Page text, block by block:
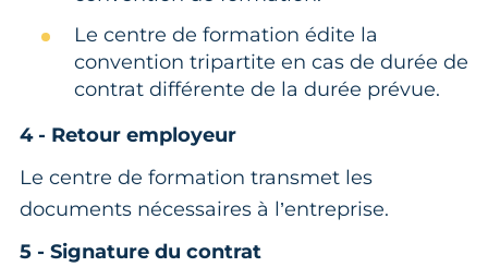
Le centre de formation édite la
convention tripartite en cas de durée de
contrat différente de la durée prévue.
4 - Retour employeur
Le centre de formation transmet les
documents nécessaires à l’entreprise.
5 - Signature du contrat